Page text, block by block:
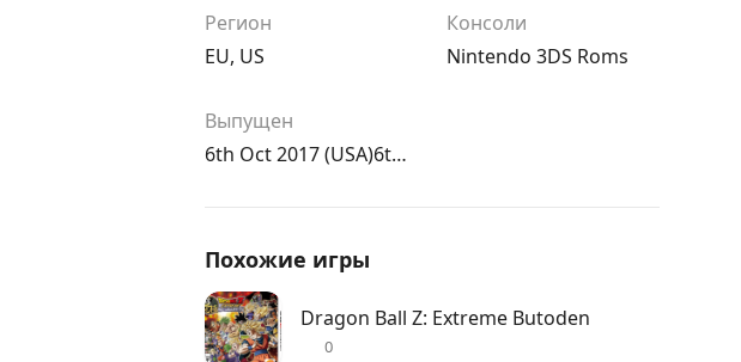
Регион
EU, US
Консоли
Nintendo 3DS Roms
Выпущен
6th Oct 2017 (USA)6th Oct 2017 (UK/EU)
Похожие игры
Dragon Ball Z: Extreme Butoden
0